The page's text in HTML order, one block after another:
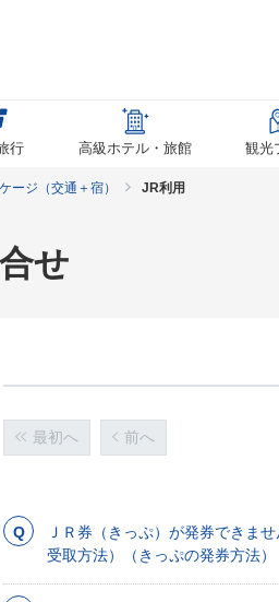
行 高級ホテル・旅館 観光
ージ（交通＋宿） JR利用
せ
最初へ 前へ
ＪＲ券（きっぷ）が発券できま
受取方法）（きっぷの発券方法）